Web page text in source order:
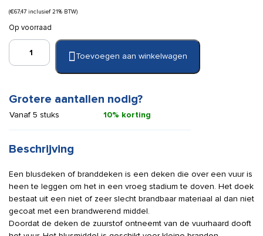
(€67,47 inclusief 21% BTW)
Op voorraad
Blusdeken
cm
Toevoegen aan winkelwagen
Grotere aantallen nodig?
Vanaf 5 stuks 10% korting
Beschrijving
Een blusdeken of branddeken is een deken die over een vuur is
heen te leggen om het in een vroeg stadium te doven. Het doek
bestaat uit een niet of zeer slecht brandbaar materiaal al dan niet
gecoat met een brandwerend middel.
Doordat de deken de zuurstof ontneemt van de vuurhaard dooft